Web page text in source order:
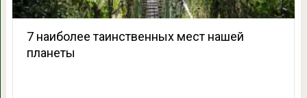
7 наиболее таинственных мест нашей
планеты